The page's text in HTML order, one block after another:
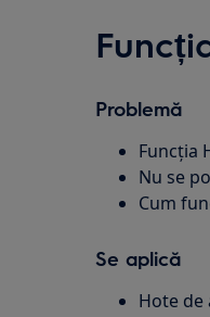
Problemă
Funcția
Nu se
Cum
Se aplică
Hote de